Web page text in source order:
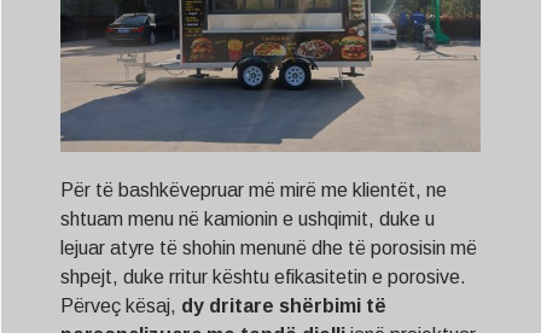
Për të bashkëvepruar më mirë me klientët, ne
shtuam menu në kamionin e ushqimit, duke u
lejuar atyre të shohin menunë dhe të porosisin më
shpejt, duke rritur kështu efikasitetin e porosive.
Përveç kësaj, dy dritare shërbimi të